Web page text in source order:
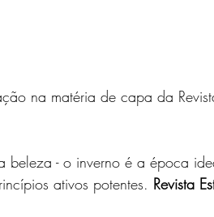
na matéria de capa da
beleza - o inverno é a época
ativos potentes. Revista